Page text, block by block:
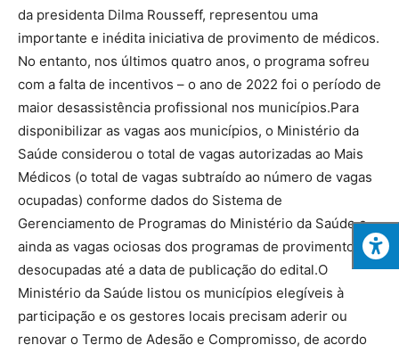
da presidenta Dilma Rousseff, representou uma
importante e inédita iniciativa de provimento de médicos.
No entanto, nos últimos quatro anos, o programa sofreu
com a falta de incentivos – o ano de 2022 foi o período de
maior desassistência profissional nos municípios.Para
disponibilizar as vagas aos municípios, o Ministério da
Saúde considerou o total de vagas autorizadas ao Mais
Médicos (o total de vagas subtraído ao número de vagas
ocupadas) conforme dados do Sistema de
Gerenciamento de Programas do Ministério da Saúde e
ainda as vagas ociosas dos programas de provimento,
desocupadas até a data de publicação do edital.O
Ministério da Saúde listou os municípios elegíveis à
participação e os gestores locais precisam aderir ou
renovar o Termo de Adesão e Compromisso, de acordo